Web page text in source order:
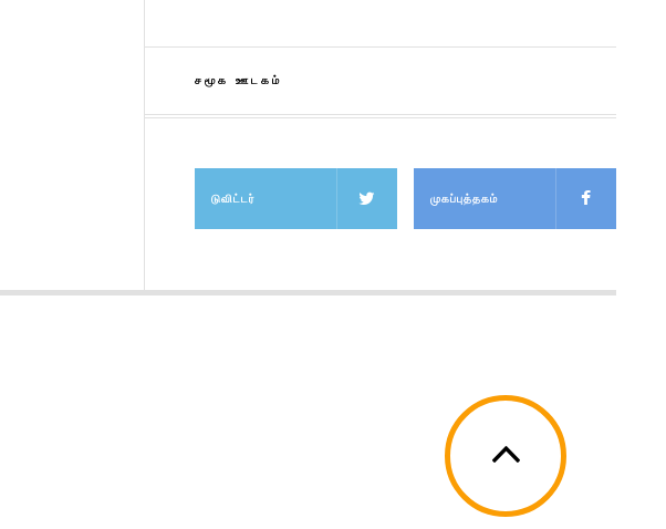
சமூக ஊடகம்
டுவிட்டர் முகப்புத்தகம்